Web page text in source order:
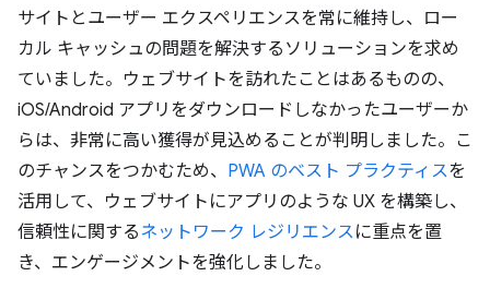
サイトとユーザー エクスペリエンスを常に維持し、ロー
カル キャッシュの問題を解決するソリューションを求め
ていました。ウェブサイトを訪れたことはあるものの、
iOS/Android アプリをダウンロードしなかったユーザーか
らは、非常に高い獲得が見込めることが判明しました。こ
のチャンスをつかむため、 PWA のベスト プラクティスを
活用して、ウェブサイトにアプリのような UX を構築し、
信頼性に関する ネットワーク レジリエンスに重点を置
き、エンゲージメントを強化しました。